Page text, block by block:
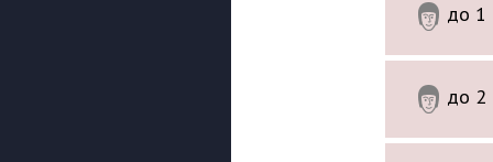
до 1
до 2